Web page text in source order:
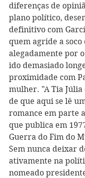
diferenças de
plano político,
definitivo com
quem agride a soco
alegadamente por
ido demasiado
proximidade com
mulher. "A Tia Júlia
de que aqui se lê
romance em parte
que publica em
Guerra do Fim do
Sem nunca deixar
ativamente na
nomeado